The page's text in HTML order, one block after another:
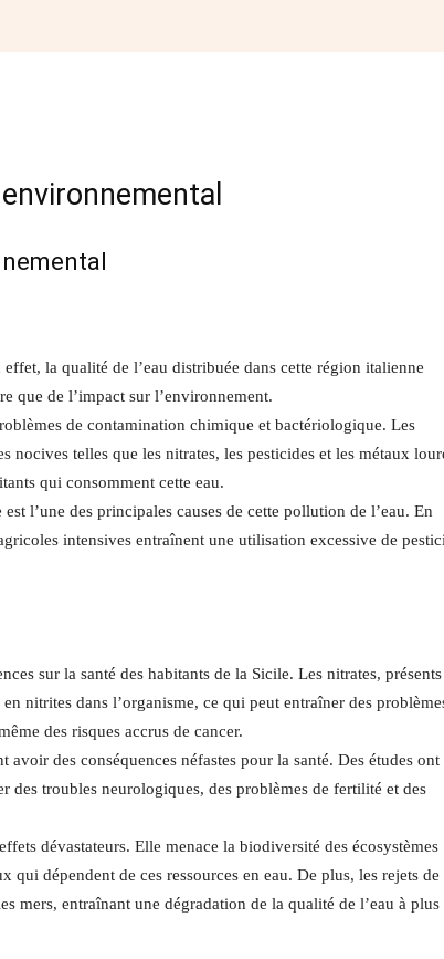
la qualité de l’eau distribuée dans cette région italienne
que de l’impact sur l’environnement.
de contamination chimique et bactériologique. Les
nocives telles que les nitrates, les pesticides et les métaux
qui consomment cette eau.
l’une des principales causes de cette pollution de l’eau. En
intensives entraînent une utilisation excessive de
sur la santé des habitants de la Sicile. Les nitrates, présents
nitrites dans l’organisme, ce qui peut entraîner des
des risques accrus de cancer.
des conséquences néfastes pour la santé. Des études ont
des troubles neurologiques, des problèmes de fertilité et des
dévastateurs. Elle menace la biodiversité des écosystèmes
qui dépendent de ces ressources en eau. De plus, les rejets de
mers, entraînant une dégradation de la qualité de l’eau à plus